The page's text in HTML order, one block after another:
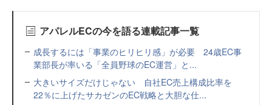
アパレルECの今を語る連載記事一覧
成長するには「事業のヒリヒリ感」が必要 24歳EC事
業部長が率いる「全員野球のEC運営」と...
大きいサイズだけじゃない 自社EC売上構成比率を
22％に上げたサカゼンのEC戦略と大胆な仕...